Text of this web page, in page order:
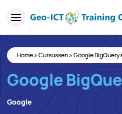
Home»Cursussen»Google BigQuery
Google
Google